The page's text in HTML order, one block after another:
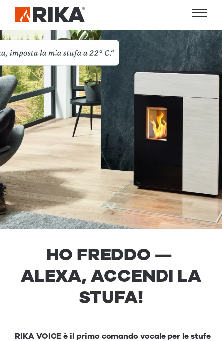
HO FRED­DO —
ALEXA, ACCEN­DI LA
STU­FA!
RIKA VOICE è il primo comando vocale per le stufe